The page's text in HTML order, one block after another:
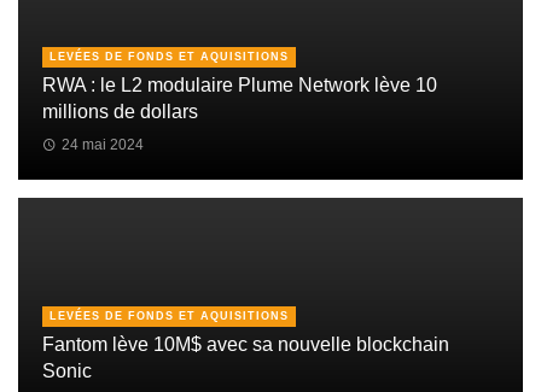
LEVÉES DE FONDS ET AQUISITIONS
RWA : le L2 modulaire Plume Network lève 10
millions de dollars
24 mai 2024
LEVÉES DE FONDS ET AQUISITIONS
Fantom lève 10M$ avec sa nouvelle blockchain
Sonic